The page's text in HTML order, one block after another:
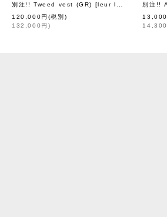
別注!! Tweed vest (GR) [leur logette
120,000円 (税別)
132,000 円 )
13,000
14,300